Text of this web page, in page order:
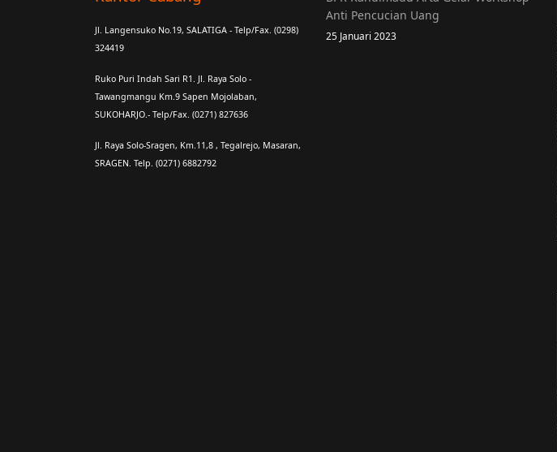
Jl. Langensuko No.19, SALATIGA - Telp/Fax. (0298)
324419
Ruko Puri Indah Sari R1. Jl. Raya Solo -
Tawangmangu Km.9 Sapen Mojolaban,
SUKOHARJO.- Telp/Fax. (0271) 827636
Jl. Raya Solo-Sragen, Km.11,8 , Tegalrejo, Masaran,
SRAGEN. Telp. (0271) 6882792
Anti Pencucian Uang
25 Januari 2023